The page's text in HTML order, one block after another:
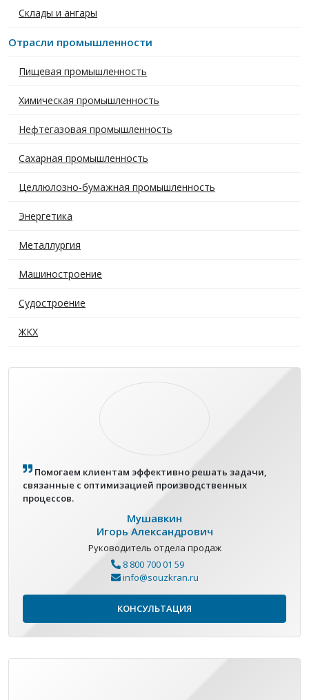
Склады и ангары
Отрасли промышленности
Пищевая промышленность
Химическая промышленность
Нефтегазовая промышленность
Сахарная промышленность
Целлюлозно-бумажная промышленность
Энергетика
Металлургия
Машиностроение
Судостроение
ЖКХ
Помогаем клиентам эффективно решать задачи,
связанные с оптимизацией производственных
процессов.
Мушавкин
Игорь Александрович
Руководитель отдела продаж
8 800 700 01 59
info@souzkran.ru
КОНСУЛЬТАЦИЯ